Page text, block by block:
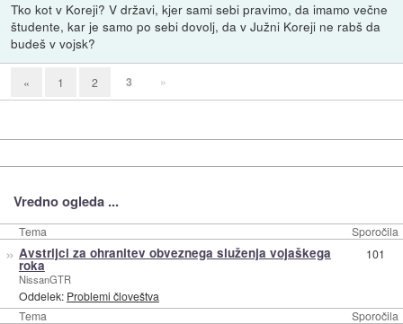
Tko kot v Koreji? V državi, kjer sami sebi pravimo, da imamo večne
študente, kar je samo po sebi dovolj, da v Južni Koreji ne rabš da
budeš v vojsk?
« 1 2 3 »
Vredno ogleda ...
Tema Sporočila
Tema Sporočila
» Avstrijci za ohranitev obveznega služenja vojaškega
roka
NissanGTR
Oddelek: Problemi človeštva
101